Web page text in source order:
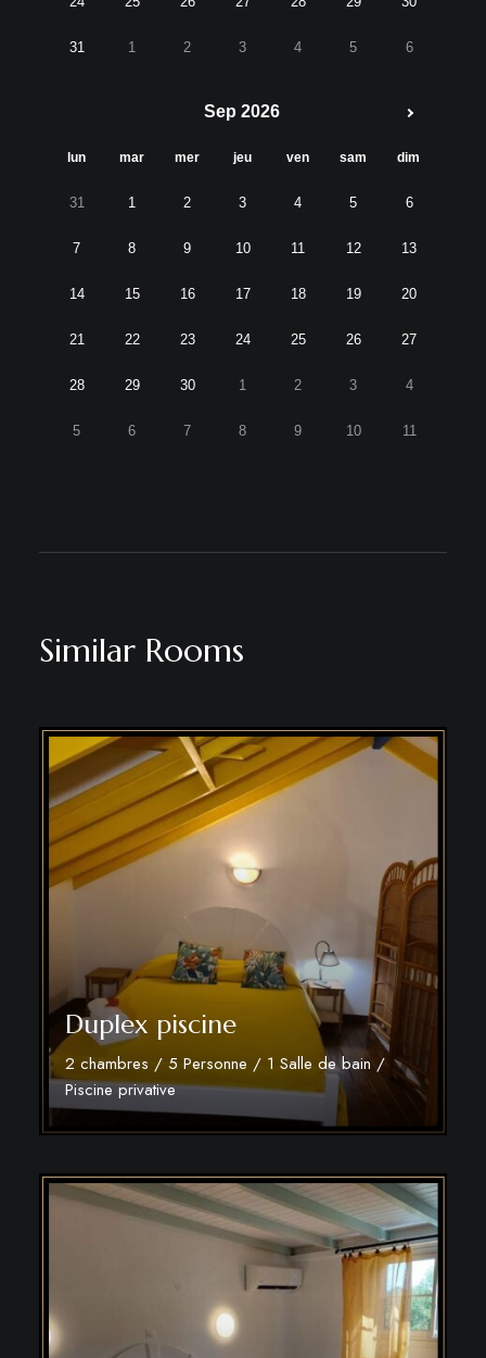
31 1 2 3 4 5 6
Sep 2026
lun mar mer jeu ven sam dim
31 1 2 3 4 5 6
7 8 9 10 11 12 13
14 15 16 17 18 19 20
21 22 23 24 25 26 27
28 29 30 1 2 3 4
5 6 7 8 9 10 11
Similar Rooms
Duplex piscine
2 chambres / 5 Personne / 1 Salle de bain /
Piscine privative